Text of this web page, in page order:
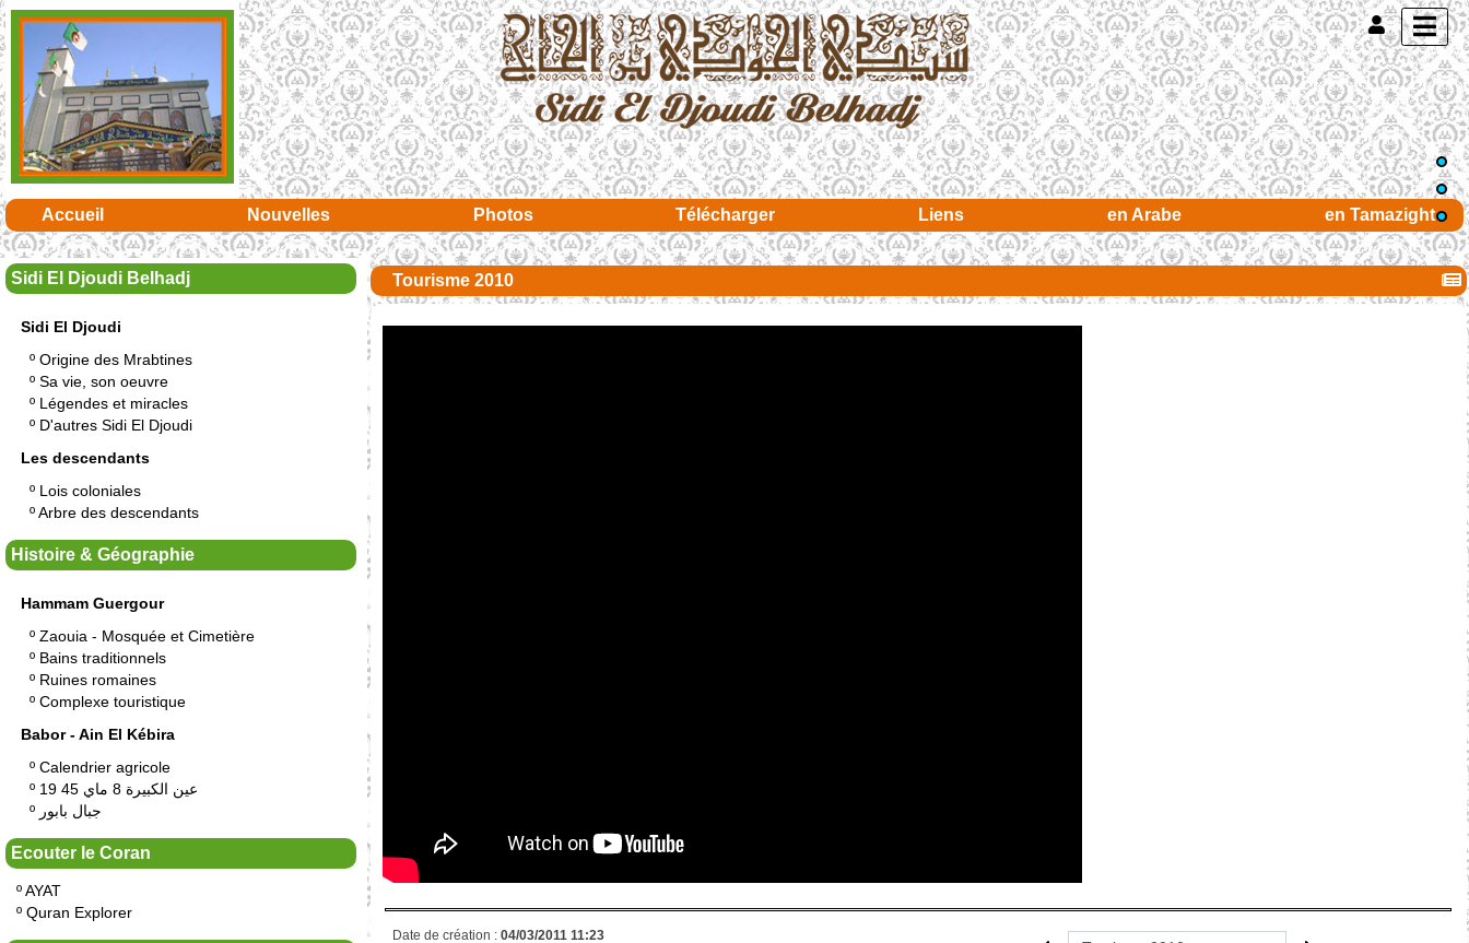
Accueil Nouvelles Photos Télécharger Liens en Arabe en Tamazight
Sidi El Djoudi Belhadj
Sidi El Djoudi
º Origine des Mrabtines
º Sa vie, son oeuvre
º Légendes et miracles
º D'autres Sidi El Djoudi
Les descendants
º Lois coloniales
ºArbre des descendants
Histoire & Géographie
Hammam Guergour
º Zaouia - Mosquée et Cimetière
º Bains traditionnels
º Ruines romaines
º Complexe touristique
Babor - Ain El Kébira
º Calendrier agricole
º
19 عين الكبيرة 8 ماي 45
º جبال بابور
Ecouter le Coran
ºAYAT
º Quran Explorer
Tourisme 2010
Date de création : 04/03/2011 11:23